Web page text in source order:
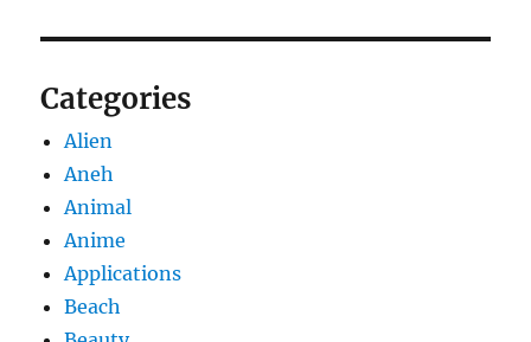
Categories
Alien
Aneh
Animal
Anime
Applications
Beach